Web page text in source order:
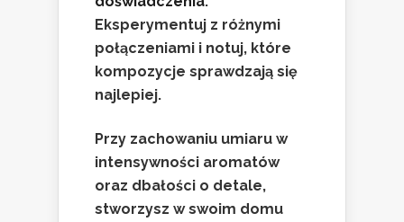
Eksperymentuj z różnymi
połączeniami i notuj, które
kompozycje sprawdzają się
najlepiej.
Przy zachowaniu umiaru w
intensywności aromatów
oraz dbałości o detale,
stworzysz w swoim domu